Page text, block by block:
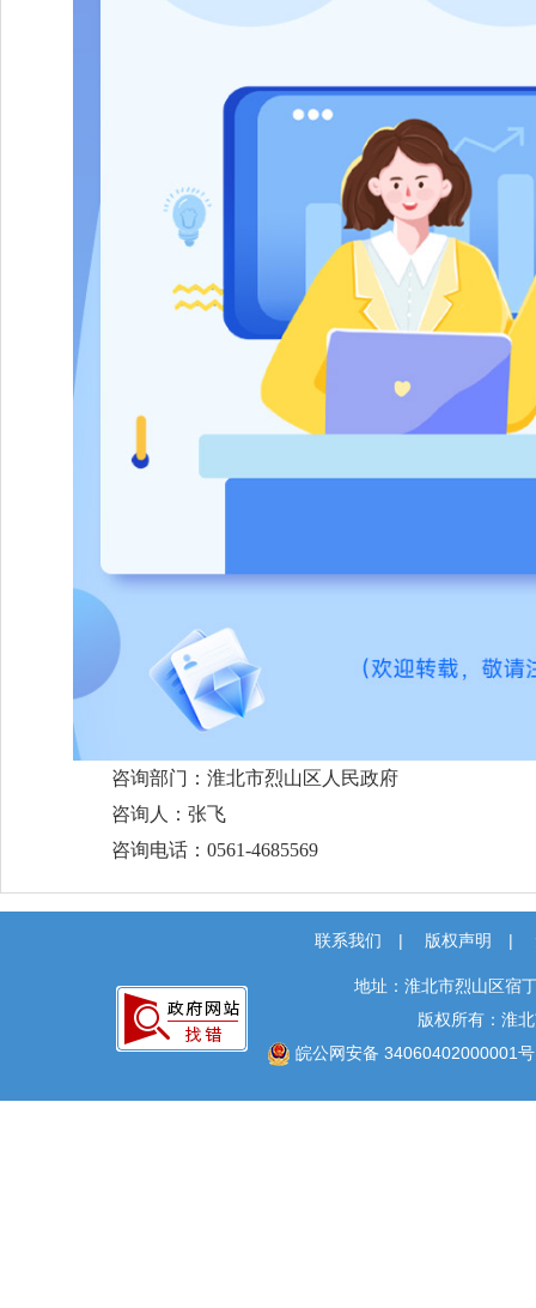
咨询部门：淮北市烈山区人民政府
咨询人：张飞
咨询电话：0561-4685569
联系我们 | 版权声明 |
地址：淮北市烈山区宿
版权所有：淮
皖公网安备 34060402000001号